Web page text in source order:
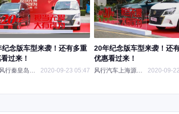
纪念版车型来袭！还有多重
过来！
东风风行秦皇岛华远店 2020-09-23 05:47
20年纪念版车型来袭！还
优惠看过来！
风行汽车上海源福4S店 2020-09-